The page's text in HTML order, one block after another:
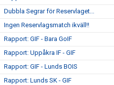
Dubbla Segrar för Reservlaget...
Ingen Reservlagsmatch ikväll!!
Rapport: GIF - Bara GoIF
Rapport: Uppåkra IF - GIF
Rapport: GIF - Lunds BOIS
Rapport: Lunds SK - GIF